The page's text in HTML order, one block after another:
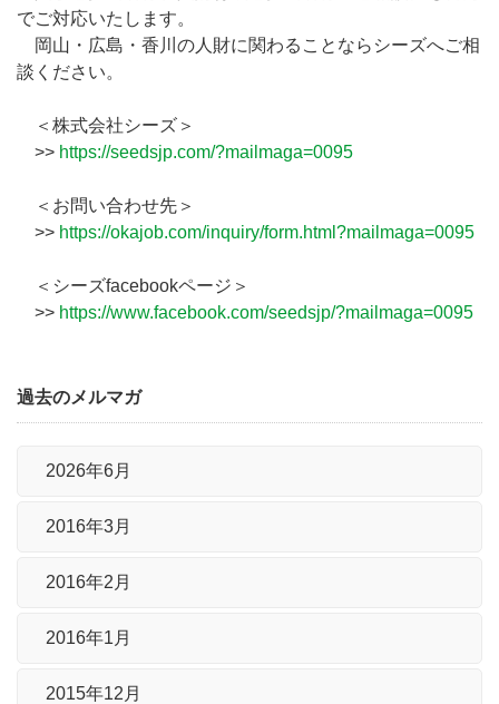
でご対応いたします。
岡山・広島・香川の人財に関わることならシーズへご相
談ください。
＜株式会社シーズ＞
>> https://seedsjp.com/?mailmaga=0095
＜お問い合わせ先＞
>> https://okajob.com/inquiry/form.html?mailmaga=0095
＜シーズfacebookページ＞
>> https://www.facebook.com/seedsjp/?mailmaga=0095
過去のメルマガ
2026年6月
2016年3月
2016年2月
2016年1月
2015年12月